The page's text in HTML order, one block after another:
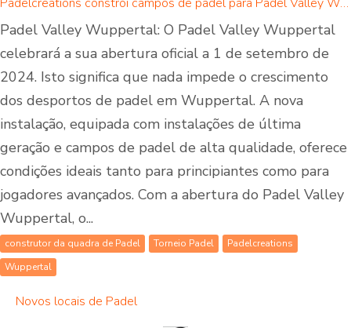
Padel Valley Wuppertal: O Padel Valley Wuppertal
celebrará a sua abertura oficial a 1 de setembro de
2024. Isto significa que nada impede o crescimento
dos desportos de padel em Wuppertal. A nova
instalação, equipada com instalações de última
geração e campos de padel de alta qualidade, oferece
condições ideais tanto para principiantes como para
jogadores avançados. Com a abertura do Padel Valley
Wuppertal, o...
construtor da quadra de Padel Torneio Padel
Padelcreations
Wuppertal
Novos locais de Padel